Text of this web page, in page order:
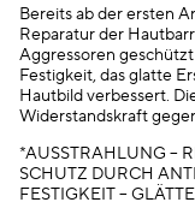
Bereits ab der ersten
Reparatur der
Aggressoren
Festigkeit, das glatte
Hautbild verbessert.
Widerstandskraft
*AUSSTRAHLUNG –
SCHUTZ DURCH
FESTIGKEIT –